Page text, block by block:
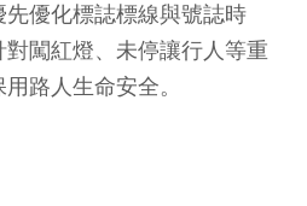
優化標誌標線與號誌時
闖紅燈、未停讓行人等重
路人生命安全。